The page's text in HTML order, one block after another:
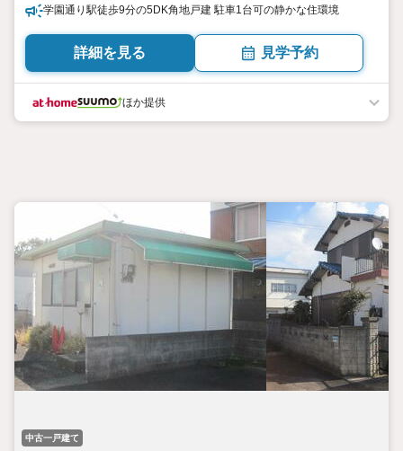
学園通り駅徒歩9分の5DK角地戸建 駐車1台可の静かな住環境
詳細を見る 見学予約
ほか提供
中古一戸建て